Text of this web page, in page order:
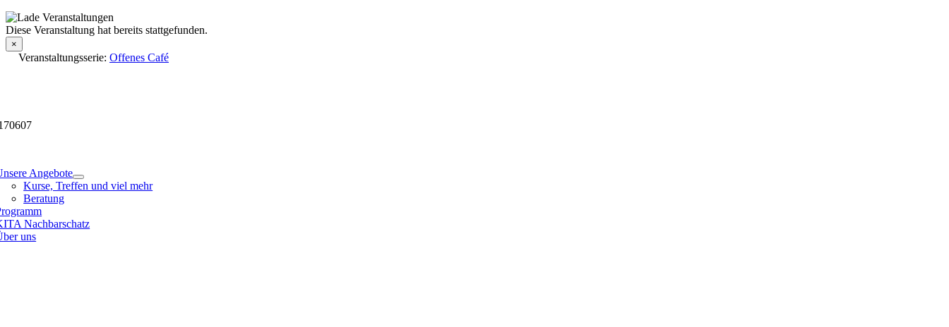
Skip
to
content
Angebote
Kurse, Treffen und viel mehr
Beratung
Nachbarschatz
uns
Veranstaltungsdetails
Diese Veranstaltung hat bereits stattgefunden.
×
Veranstaltungsserie: Offenes Café